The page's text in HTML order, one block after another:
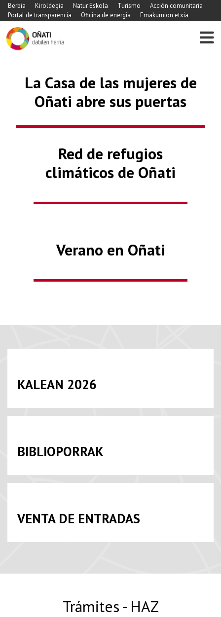
Berbia Kiroldegia Natur Eskola Turismo
Acción comunitaria
Portal de transparencia
Oficina de energia Emakumion etxia
La Casa de las mujeres de
Oñati abre sus puertas
Previous
Red de refugios
climáticos de Oñati
Verano en Oñati
KALEAN 2026
BIBLIOPORRAK
VENTA DE ENTRADAS
Trámites - HAZ